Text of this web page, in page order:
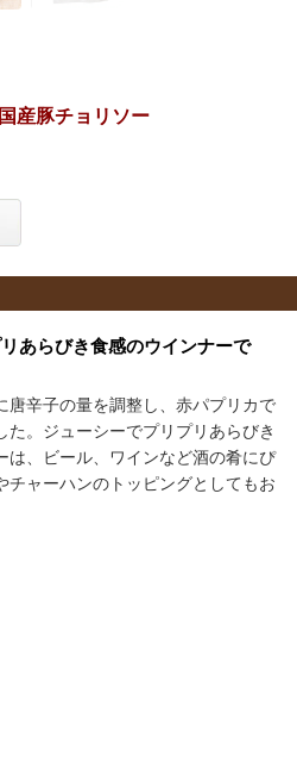
あらびき食感のウインナーで
唐辛子の量を調整し、赤パプリカで
た。ジューシーでプリプリあらびき
は、ビール、ワインなど酒の肴にぴ
チャーハンのトッピングとしてもお